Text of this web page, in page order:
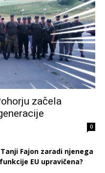
začela
0
Fajon zaradi njenega
EU upravičena?